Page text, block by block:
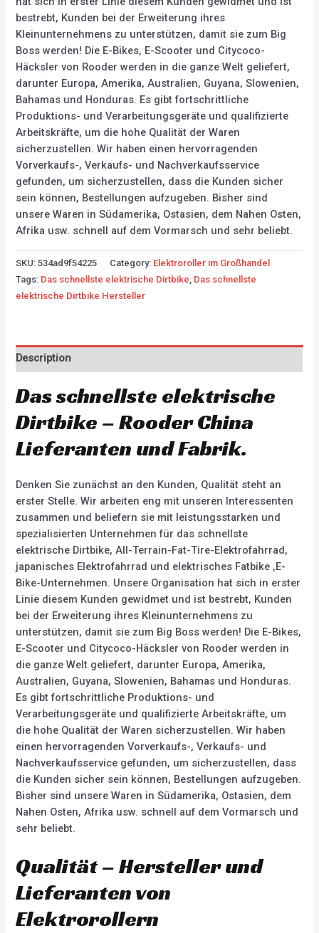
bestrebt, Kunden bei der Erweiterung ihres
Kleinunternehmens zu unterstützen, damit sie zum Big
Boss werden! Die E-Bikes, E-Scooter und Citycoco-
Häcksler von Rooder werden in die ganze Welt geliefert,
darunter Europa, Amerika, Australien, Guyana, Slowenien,
Bahamas und Honduras. Es gibt fortschrittliche
Produktions- und Verarbeitungsgeräte und qualifizierte
Arbeitskräfte, um die hohe Qualität der Waren
sicherzustellen. Wir haben einen hervorragenden
Vorverkaufs-, Verkaufs- und Nachverkaufsservice
gefunden, um sicherzustellen, dass die Kunden sicher
sein können, Bestellungen aufzugeben. Bisher sind
unsere Waren in Südamerika, Ostasien, dem Nahen Osten,
Afrika usw. schnell auf dem Vormarsch und sehr beliebt.
SKU:534ad9f54225 Category: Elektroroller im Großhandel
Tags: Das schnellste elektrische Dirtbike, Das schnellste
elektrische Dirtbike Hersteller
Description
Das schnellste elektrische
Dirtbike – Rooder China
Lieferanten und Fabrik.
Denken Sie zunächst an den Kunden, Qualität steht an
erster Stelle. Wir arbeiten eng mit unseren Interessenten
zusammen und beliefern sie mit leistungsstarken und
spezialisierten Unternehmen für das schnellste
elektrische Dirtbike, All-Terrain-Fat-Tire-Elektrofahrrad,
japanisches Elektrofahrrad und elektrisches Fatbike ,E-
Bike-Unternehmen. Unsere Organisation hat sich in erster
Linie diesem Kunden gewidmet und ist bestrebt, Kunden
bei der Erweiterung ihres Kleinunternehmens zu
unterstützen, damit sie zum Big Boss werden! Die E-Bikes,
E-Scooter und Citycoco-Häcksler von Rooder werden in
die ganze Welt geliefert, darunter Europa, Amerika,
Australien, Guyana, Slowenien, Bahamas und Honduras.
Es gibt fortschrittliche Produktions- und
Verarbeitungsgeräte und qualifizierte Arbeitskräfte, um
die hohe Qualität der Waren sicherzustellen. Wir haben
einen hervorragenden Vorverkaufs-, Verkaufs- und
Nachverkaufsservice gefunden, um sicherzustellen, dass
die Kunden sicher sein können, Bestellungen aufzugeben.
Bisher sind unsere Waren in Südamerika, Ostasien, dem
Nahen Osten, Afrika usw. schnell auf dem Vormarsch und
sehr beliebt.
Qualität – Hersteller und
Lieferanten von
Elektrorollern